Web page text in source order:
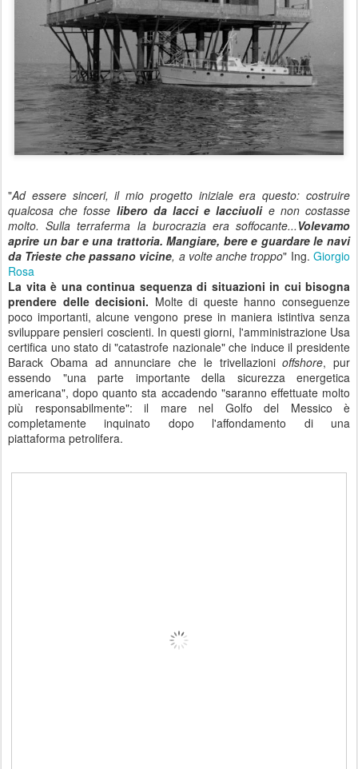
"Ad essere sinceri, il mio progetto iniziale era questo: costruire
qualcosa che fosse libero da lacci e lacciuolie non costasse
molto. Sulla terraferma la buro­crazia era soffocante... Volevamo
aprire un bar e una trattoria. Mangiare, bere e guardare le navi
da Trieste che passano vicine, a volte anche troppo" Ing.Giorgio
Rosa
La vita è una continua sequenza di situazioni in cui bisogna
prendere delle decisioni. Molte di queste hanno conseguenze
poco importanti, alcune vengono prese in maniera istintiva senza
sviluppare pensieri coscienti. In questi giorni, l'amministrazione Usa
certifica uno stato di "catastrofe nazionale" che induce il presidente
Barack Obama ad annunciare che le trivellazionioffshore, pur
essendo "una parte importante della sicurezza energetica
americana", dopo quanto sta accadendo "saranno effettuate molto
più responsabilmente": il mare nel Golfo del Messico è
completamente inquinato dopo l'affondamento di una
piattaforma petrolifera.